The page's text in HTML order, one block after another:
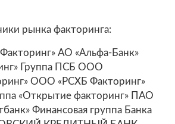
рынка факторинга:
АО «Альфа-Банк»
Группа ПСБ ООО
ООО «РСХБ Факторинг»
«Открытие факторинг» ПАО
Финансовая группа Банка